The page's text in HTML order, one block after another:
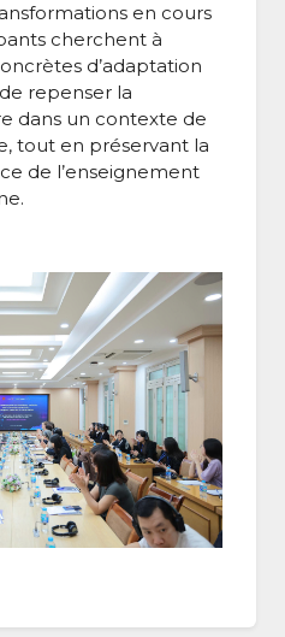
en cours
cherchent à
d’adaptation
repenser la
dans un contexte de
tout en préservant la
de l’enseignement